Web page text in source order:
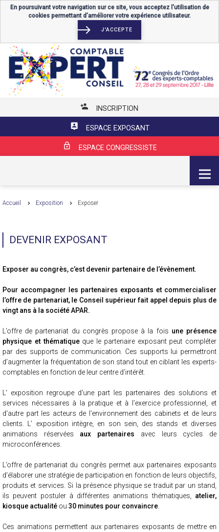
INSCRIPTION
ESPACE EXPOSANT
ESPACE CONGRESSISTE
Accueil Exposition Exposer
DEVENIR EXPOSANT
Exposer au congrès, c’est devenir partenaire de l’évènement.
Pour accompagner les partenaires exposants et commercialiser
l’offre de partenariat, le Conseil supérieur fait appel depuis plus de
vingt ans à la société APAR.
L’offre de partenariat du congrès propose à la fois une présence
physique et thématiqueque le partenaire exposant peut compléter
par des supports de communication. Ces supports lui permettront
d’augmenter la fréquentation de son stand tout en ciblant les experts-
comptables en fonction de leur centre d’intérêt.
L' exposition regroupe d'une part les partenaires des solutions et
services nécessaires à la pratique et à l'exercice professionnel, et
d'autre part les acteurs de l'environnement des cabinets et de leurs
clients. L’ exposition intègre, en son sein, des stands et diverses
animations réservées aux partenaires avec leurs cycles de
microconférences.
L’offre de partenariat du congrès permet aux partenaires exposants
d’élaborer une stratégie de participation en fonction de leurs objectifs,
produits et services. Si la présence physique se traduit par un stand,
ils peuvent postuler à différentes animations thématiques, atelier,
kiosque actualité ou 30 minutes pour convaincre
Ces animations permettent aux partenaires exposants de mettre en
En poursuivant votre navigation sur ce site, vous acceptez l'utilisation de
cookies permettant d'améliorer votre expérience utilisateur.
J'ACCEPTE